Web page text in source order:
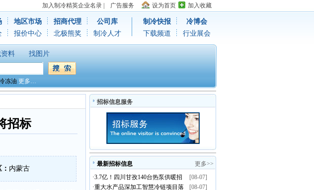
加入制冷精英企业名录| 广告服务 设为首页 加入收藏
地区市场 招商代理
公司库
报价中心 北极熊奖 制冷人才
制冷快报
冷博会
下载频道
行业展会
料 找图片
冻油 更多…
招标
内蒙古
招标信息服务
最新招标信息
更多>>
·3.7亿！四川甘孜140台热泵供暖招
标
[08-07]
·重大水产品深加工智慧冷链项目落
[08-07]